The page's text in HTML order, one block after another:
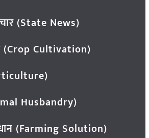
(State News)
Cultivation)
Husbandry)
(Farming Solution)